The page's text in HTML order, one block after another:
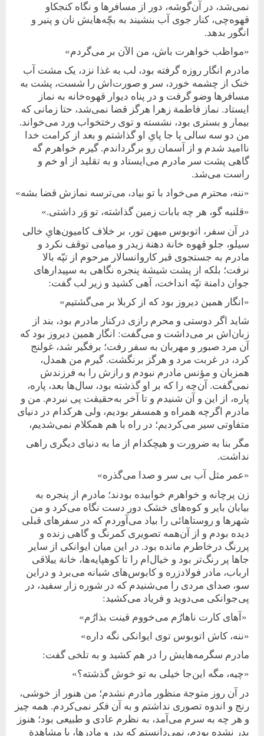
نمی‌شد، در آن‌گوشه، دور از مسافرها و نگاه کنجکاو
قهوه‌چی، کنار‌ جوی آب بنشیند به بچّه‌هایش نان و پنیر و
انگور بدهد.
«مواظب خواهرت باش، من الآن بر می‌گردم»
مادرم انگار روزه گرفته بود، لب به غذا نزد، یک مشت آب
خنک از چشمه خورد، سر و صورت‌اش را شست، پشت به
مسافرها وضو گرفت و در پناه دیوار قهوه‌خانه به نماز
ایستاد. نماز فاطمة زهرا هرگز قضا نمی‌شد، حتا زمانی که
بیمار و بستری بود، نشسته و توی رختخواب ورد می‌خواند.
من دو سه سالی پا جا پایِ او گذاشتم و بعد از کرامت خدا
نا‌امید شدم و از آسمان رو برگرداندم. گیرم خواهرم گه
گاهی پشت سر مادرم می‌ایستاد و به تقلید از او خم و
راست می‌شد.
«ننه، محترم می‌خواد با تو بیاد، می‌ترسه نمازش قضا بشه»
«قلنبه گو، هر چه بابات زمین گذاشته، تو وَر داشتی.»
در آن سفر، اتوبوس میهن تور، بر خلاف کامیون‌های‌ِ خالی
سیلو، جلو قهوه‌ خانة دهنة زیدر و میامی توقف نکرد و
مادرم به جستجوی قبر کاروانسالار مرحوم از تپّه بالا
نرفت؛ بلکه از پشت شیشة پنجره نگاهی به سپیدارهای
جوان دامنة تپّه انداخت، آهی کشید و زیر لب گفت:
«انگار همین دیروز بود که از کربلا بر می‌گشتیم»
شاید اگر دوستی و محرم رازی در‌کنار مادرم بود، بند از
زبان‌اش بر می‌داشت و می‌گفت: انگار همین دیروز بود که
آن مرد صبور و مهربان به سفر رفت؛ برفگیر شد، غولنج
کرد، در غربت مرد و هرگز بر‌نگشت. گیرم من همدل،
همزبان و مؤنس مادرم نبودم و رازش را به فرزندش
نمی‌گفت. آن‌چه را که بر او گذشته بود، سال‌ها بعد، پاره،
پاره، از این و آن شنیدم و تا آخر به‌حقیقت پی نبردم. من و
مادرم اگر‌چه همراه و همسفر بودیم، ولی هرکدام در دنیای
متفاوتی سیر می‌کردیم؛ در راه با هم همکلام نمی‌شدیم،
مگر بنا به ضرورت و هیچکدام از ما به دنیای دیگری راهی
نداشت.
«عمر مثل آب بی سر و صدا می‌گذره»
زن پر‌چانه و خواهرم خوابیده بودند؛ مادرم از پنجره به
‌بیابان بایر و کوه‌های خشک دور دست نگاه می‌کرد و من
شهرها و روستاهائی را بیاد می‌آوردم که در سفرهای قبلی
دیده بودم و از آن‌همه تصویری ‌کمرنگ و‌ گاهی زنده و
پررنگ در‌خاطرم مانده بود. در این میان ایوانکی از سایر
جاها پر رنگ‌تر بود و خیال‌ام را تا کوهپایه‌ها، خانة ییلاقی
ارباب، مادر فولادزره و کابوس‌های شبانه می‌برد و دراین
سو، صدای مردی را می‌شنیدم که در شوره زار سفید، در
پی‌جوانکی می‌دوید و فریاد می‌کشید:
«آهای کارت ناهارُم می‌خووم قینت بذارُم»
«ننه، کاش اتوبوس توی ایوانکی نگه داره»
مادرم سگرمه‌هایش را در هم کشید و به تلخی گفت:
«چیه، مگه این‌جا خیلی به تو خوش گذشته؟»
در آن روز متوجة منظور مادرم نشدم؛ من هنور از خوشی،
رنج و اندوه تصوری نداشتم و به ‌آن فکر نمی‌کردم. همه چیز
و هر چه به سرم می‌آمد، به نظرم عادی و طبیعی بود؛ هنوز
پدر نشده بودم، نمی‌دانستم که پدر و مادرها، با مشاهدة